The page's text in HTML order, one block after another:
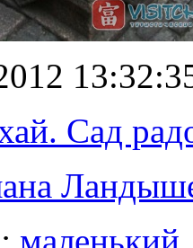
Сад
маленький